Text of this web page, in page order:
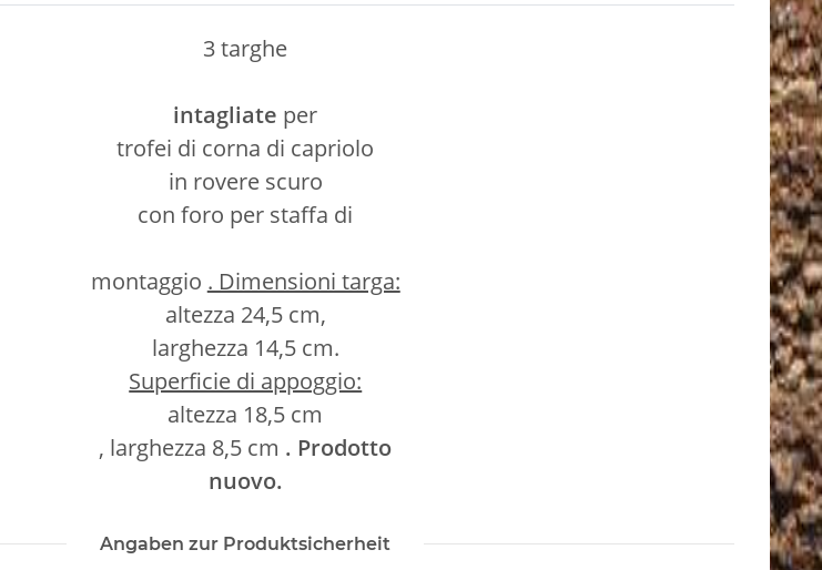
3 targhe
intagliate per
trofei di corna di capriolo
in rovere scuro
con foro per staffa di
montaggio . Dimensioni targa:
altezza 24,5 cm,
larghezza 14,5 cm.
Superficie di appoggio:
altezza 18,5 cm
, larghezza 8,5 cm . Prodotto
nuovo.
Angaben zur Produktsicherheit